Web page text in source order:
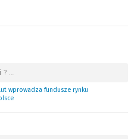
? …
wprowadza fundusze rynku